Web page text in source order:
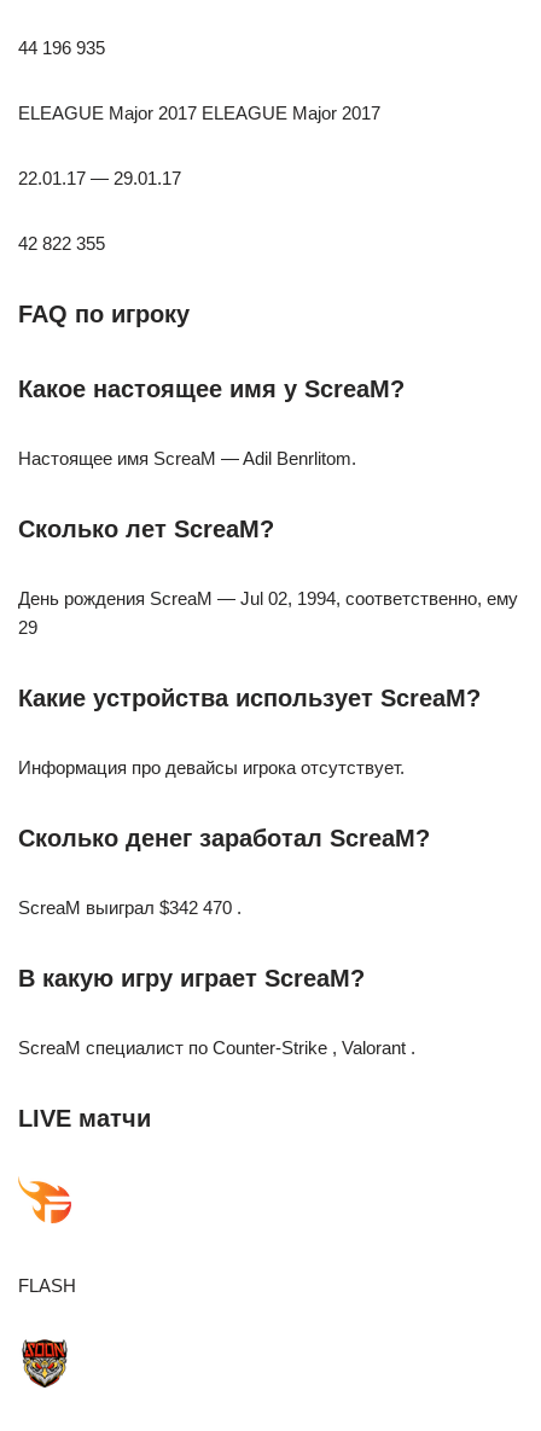
44 196 935
ELEAGUE Major 2017 ELEAGUE Major 2017
22.01.17 — 29.01.17
42 822 355
FAQ по игроку
Какое настоящее имя у ScreaM?
Настоящее имя ScreaM — Adil Benrlitom.
Сколько лет ScreaM?
День рождения ScreaM — Jul 02, 1994, соответственно, ему
29
Какие устройства использует ScreaM?
Информация про девайсы игрока отсутствует.
Сколько денег заработал ScreaM?
ScreaM выиграл $342 470 .
В какую игру играет ScreaM?
ScreaM специалист по Counter-Strike , Valorant .
LIVE матчи
FLASH